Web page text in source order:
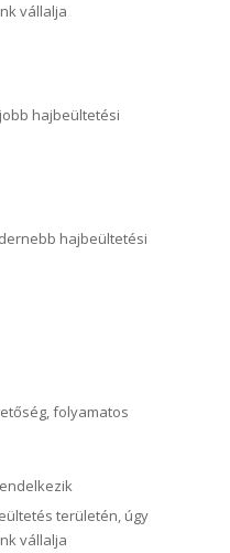
vállalja
hajbeültetési
hajbeültetési
folyamatos
területén, úgy
vállalja